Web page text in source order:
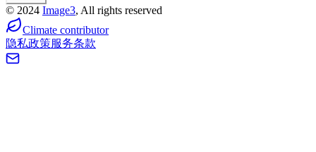
© 2024 Image3, All rights reserved
Climate contributor
隐私政策服务条款